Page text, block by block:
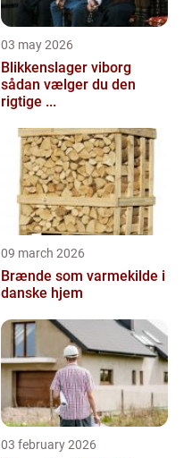
03 may 2026
Blikkenslager viborg
sådan vælger du den
rigtige ...
09 march 2026
Brænde som varmekilde i
danske hjem
03 february 2026